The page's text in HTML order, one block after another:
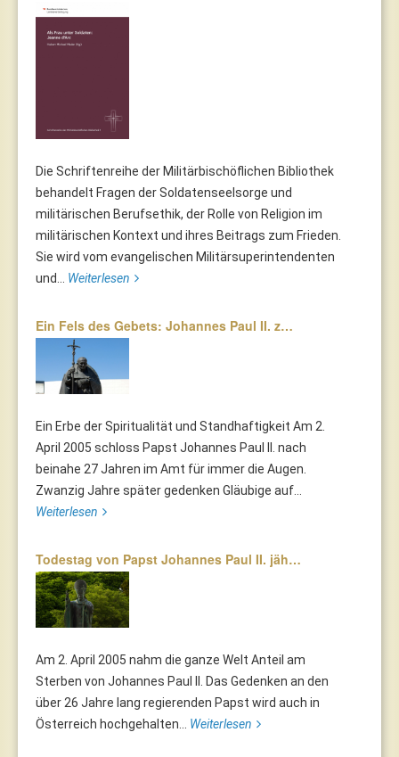
Die Schriftenreihe der Militärbischöflichen Bibliothek
behandelt Fragen der Soldatenseelsorge und
militärischen Berufsethik, der Rolle von Religion im
militärischen Kontext und ihres Beitrags zum Frieden.
Sie wird vom evangelischen Militärsuperintendenten
und... Weiterlesen
Ein Fels des Gebets: Johannes Paul II. z…
Ein Erbe der Spiritualität und Standhaftigkeit Am 2.
April 2005 schloss Papst Johannes Paul II. nach
beinahe 27 Jahren im Amt für immer die Augen.
Zwanzig Jahre später gedenken Gläubige auf...
Weiterlesen
Todestag von Papst Johannes Paul II. jäh…
Am 2. April 2005 nahm die ganze Welt Anteil am
Sterben von Johannes Paul II. Das Gedenken an den
über 26 Jahre lang regierenden Papst wird auch in
Österreich hochgehalten... Weiterlesen